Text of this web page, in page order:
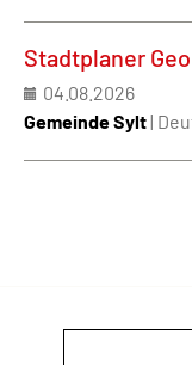
Stadtplaner
04.08.2026
Gemeinde Sylt|